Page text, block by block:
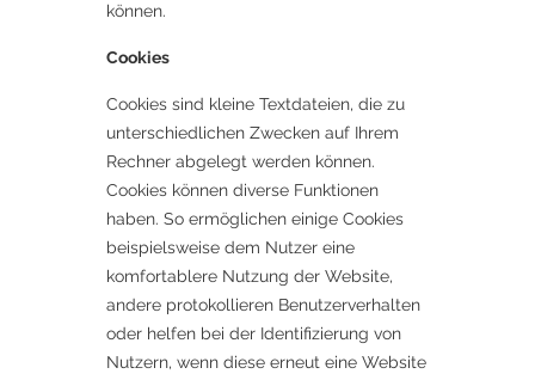
können.
Cookies
Cookies sind kleine Textdateien, die zu
unterschiedlichen Zwecken auf Ihrem
Rechner abgelegt werden können.
Cookies können diverse Funktionen
haben. So ermöglichen einige Cookies
beispielsweise dem Nutzer eine
komfortablere Nutzung der Website,
andere protokollieren Benutzerverhalten
oder helfen bei der Identifizierung von
Nutzern, wenn diese erneut eine Website